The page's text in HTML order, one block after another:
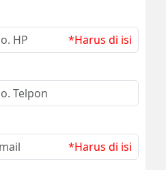
*Harus di isi
*Harus di isi